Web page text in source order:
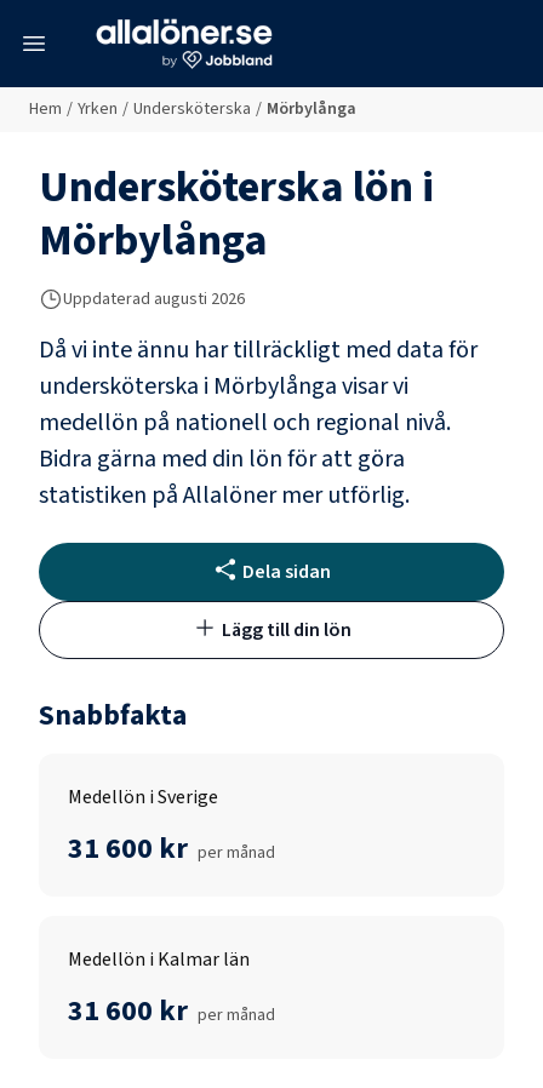
Hem / Yrken / Undersköterska / Mörbylånga
Undersköterska lön i
Mörbylånga
Uppdaterad augusti 2026
Då vi inte ännu har tillräckligt med data för
undersköterska i Mörbylångavisar vi
medellön på nationell och regional nivå.
Bidra gärna med din lön för att göra
statistiken på Allalöner mer utförlig.
Dela sidan
Lägg till din lön
Snabbfakta
Medellön i Sverige
31 600 kr per månad
Medellön i Kalmar län
31 600 kr per månad